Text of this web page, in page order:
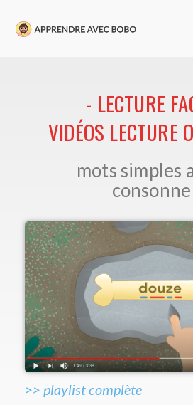
- LECTURE
VIDÉOS LECTURE
mots simples
>> playlist complète